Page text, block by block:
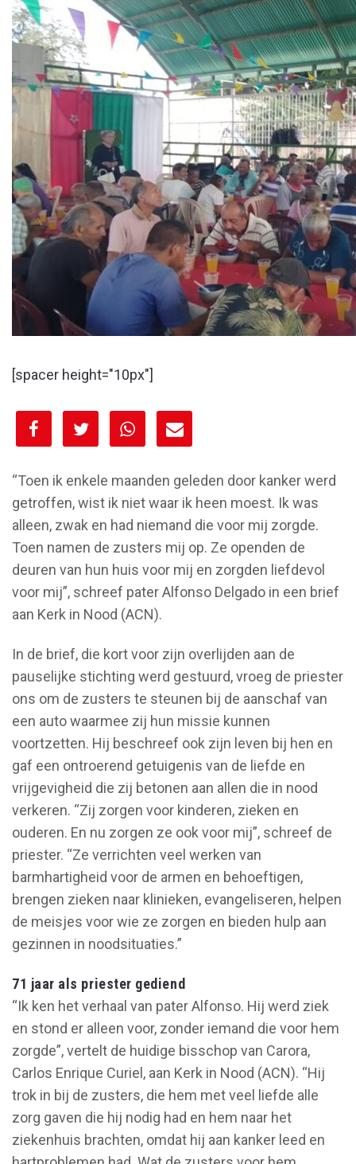
[spacer height="10px"]
[spacer height="10px"]
“Toen ik enkele maanden geleden door kanker werd
getroffen, wist ik niet waar ik heen moest. Ik was
alleen, zwak en had niemand die voor mij zorgde.
Toen namen de zusters mij op. Ze openden de
deuren van hun huis voor mij en zorgden liefdevol
voor mij”, schreef pater Alfonso Delgado in een brief
aan Kerk in Nood (ACN).
In de brief, die kort voor zijn overlijden aan de
pauselijke stichting werd gestuurd, vroeg de priester
ons om de zusters te steunen bij de aanschaf van
een auto waarmee zij hun missie kunnen
voortzetten. Hij beschreef ook zijn leven bij hen en
gaf een ontroerend getuigenis van de liefde en
vrijgevigheid die zij betonen aan allen die in nood
verkeren. “Zij zorgen voor kinderen, zieken en
ouderen. En nu zorgen ze ook voor mij”, schreef de
priester. “Ze verrichten veel werken van
barmhartigheid voor de armen en behoeftigen,
brengen zieken naar klinieken, evangeliseren, helpen
de meisjes voor wie ze zorgen en bieden hulp aan
gezinnen in noodsituaties.”
71 jaar als priester gediend
“Ik ken het verhaal van pater Alfonso. Hij werd ziek
en stond er alleen voor, zonder iemand die voor hem
zorgde”, vertelt de huidige bisschop van Carora,
Carlos Enrique Curiel, aan Kerk in Nood (ACN). “Hij
trok in bij de zusters, die hem met veel liefde alle
zorg gaven die hij nodig had en hem naar het
ziekenhuis brachten, omdat hij aan kanker leed en